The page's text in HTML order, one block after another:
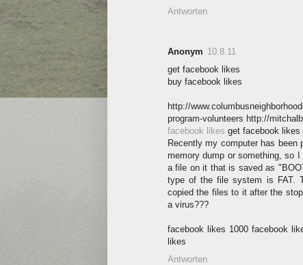
Antworten
Anonym 10.8.11
get facebook likes
buy facebook likes
http://
program-volunteers http://
facebook likes get facebook likes
Recently my computer has been
memory dump or something, so
a file on it that is saved as
type of the file system is FAT.
copied the files to it after the
a virus???
facebook likes 1000 facebook
likes
Antworten